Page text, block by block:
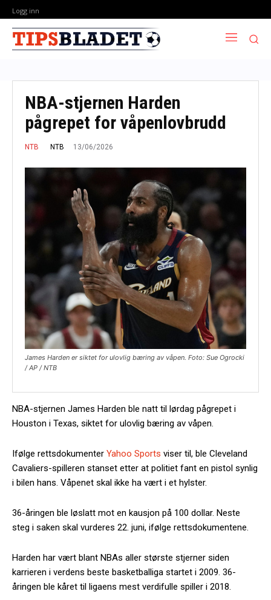
Logg inn
NBA-stjernen Harden
pågrepet for våpenlovbrudd
NTB NTB 13/06/2026
James Harden er siktet for ulovlig bæring av våpen. Foto: Sue Ogrocki
/ AP / NTB
NBA-stjernen James Harden ble natt til lørdag pågrepet i
Houston i Texas, siktet for ulovlig bæring av våpen.
Ifølge rettsdokumenter Yahoo Sports viser til, ble Cleveland
Cavaliers-spilleren stanset etter at politiet fant en pistol synlig
i bilen hans. Våpenet skal ikke ha vært i et hylster.
36-åringen ble løslatt mot en kausjon på 100 dollar. Neste
steg i saken skal vurderes 22. juni, ifølge rettsdokumentene.
Harden har vært blant NBAs aller største stjerner siden
karrieren i verdens beste basketballiga startet i 2009. 36-
åringen ble kåret til ligaens mest verdifulle spiller i 2018.